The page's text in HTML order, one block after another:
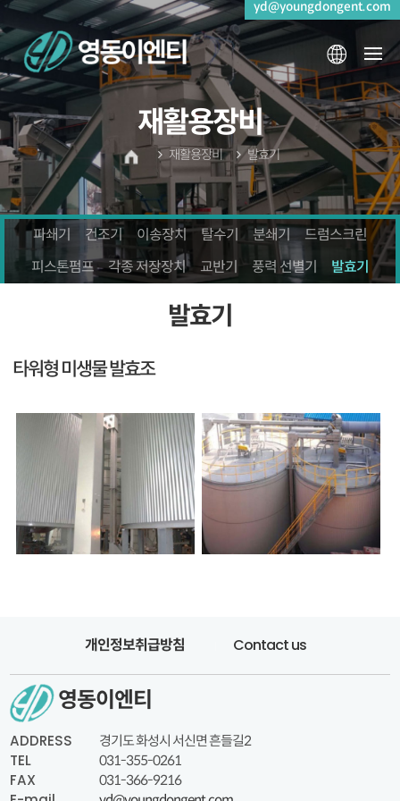
yd@youngdongent.com
재활용장비
재활용장비 발효기
파쇄기 건조기 이송장치 탈수기 분쇄기
드럼스크린
피스톤펌프
각종 저장장치 교반기 풍력 선별기 발효기
발효기
타워형 미생물 발효조
개인정보취급방침 Contact us
영동이엔티
ADDRESS 경기도 화성시 서신면 흔들길2
TEL 031-355-0261
FAX 031-366-9216